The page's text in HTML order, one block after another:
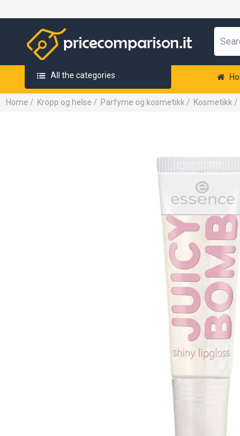
All the categories
Home / Kropp og helse / Parfyme og kosmetikk / Kosmetikk /